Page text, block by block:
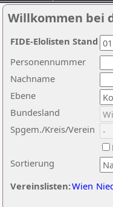
Willkommen bei
Nachname
Ebene
Sortierung
Personennummer
Bundesland
Spgem./Kreis/Verein
Vereinslisten:Wien
FIDE-Elolisten Stand